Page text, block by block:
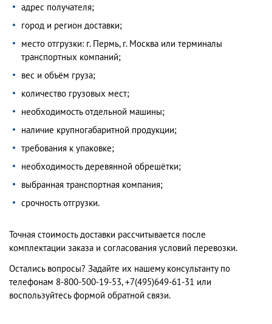
адрес получателя;
город и регион доставки;
место отгрузки: г. Пермь, г. Москва или терминалы
транспортных компаний;
вес и объём груза;
количество грузовых мест;
необходимость отдельной машины;
наличие крупногабаритной продукции;
требования к упаковке;
необходимость деревянной обрешётки;
выбранная транспортная компания;
срочность отгрузки.
Точная стоимость доставки рассчитывается после
комплектации заказа и согласования условий перевозки.
Остались вопросы? Задайте их нашему консультанту по
телефонам 8-800-500-19-53, +7(495)649-61-31 или
воспользуйтесь формой обратной связи.